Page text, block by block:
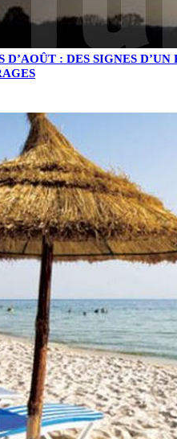
: DES SIGNES D’UN